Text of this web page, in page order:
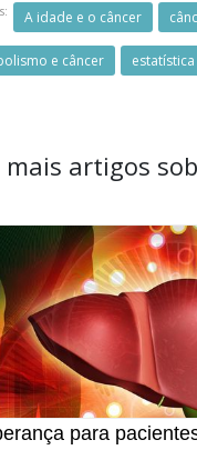
A idade e o câncer
e câncer
mais artigos
para